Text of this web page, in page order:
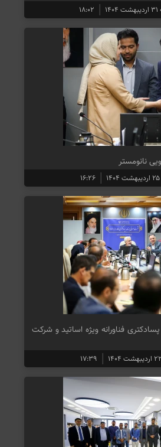
۱۸:۰۲
نانومستر
۱۶:۲۶
فناورانه ویژه اساتید و شرکت
۱۷:۳۹